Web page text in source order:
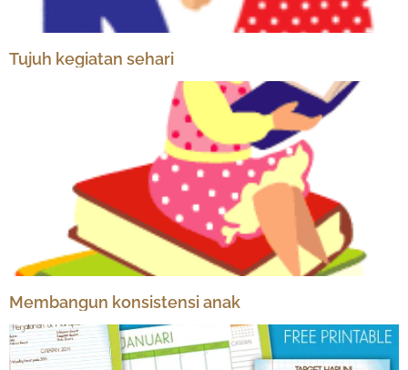
Tujuh kegiatan sehari
Membangun konsistensi anak